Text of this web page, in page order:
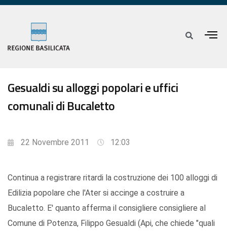
Gesualdi su alloggi popolari e uffici
comunali di Bucaletto
22 Novembre 2011 12:03
Continua a registrare ritardi la costruzione dei 100 alloggi di
Edilizia popolare che l'Ater si accinge a costruire a
Bucaletto. E' quanto afferma il consigliere consigliere al
Comune di Potenza, Filippo Gesualdi (Api, che chiede "quali